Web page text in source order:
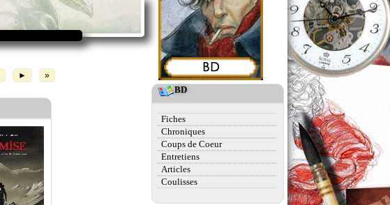
► »
BD
Fiches
Chroniques
Coups de Coeur
Entretiens
Articles
Coulisses